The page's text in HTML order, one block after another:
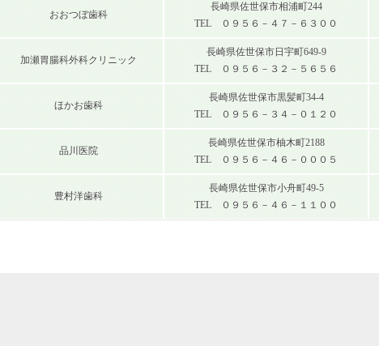
おおつぼ歯科
長崎県佐世保市相浦町244
TEL ０９５６－４７－６３００
加瀬胃腸科外科クリニック
長崎県佐世保市日宇町649-9
TEL ０９５６－３２－５６５６
ほかお歯科
長崎県佐世保市黒髪町34-4
TEL ０９５６－３４－０１２０
品川医院
長崎県佐世保市柚木町2188
TEL ０９５６－４６－０００５
豊村洋歯科
長崎県佐世保市小舟町49-5
TEL ０９５６－４６－１１００